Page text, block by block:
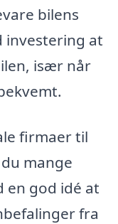
bilens
at
især når
firmaer til
mange
en god idé at
fra